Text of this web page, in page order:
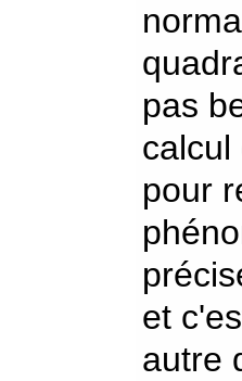
pas
calcul
pour
et
autre